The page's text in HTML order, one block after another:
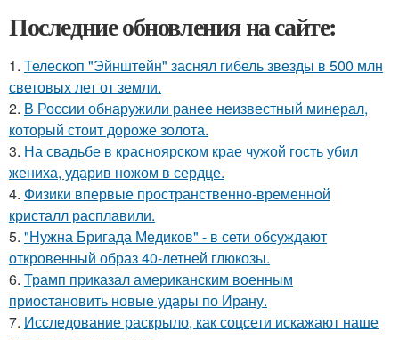
Последние обновления на сайте:
1. Телескоп "Эйнштейн" заснял гибель звезды в 500 млн
световых лет от земли.
2. В России обнаружили ранее неизвестный минерал,
который стоит дороже золота.
3. На свадьбе в красноярском крае чужой гость убил
жениха, ударив ножом в сердце.
4. Физики впервые пространственно-временной
кристалл расплавили.
5. "Нужна Бригада Медиков" - в сети обсуждают
откровенный образ 40-летней глюкозы.
6. Трамп приказал американским военным
приостановить новые удары по Ирану.
7. Исследование раскрыло, как соцсети искажают наше